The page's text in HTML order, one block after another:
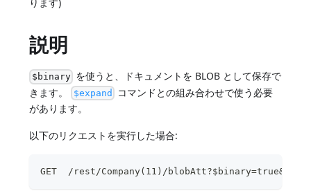
説明
$binary を使うと、ドキュメントを BLOB として保存で
きます。 $expand コマンドとの組み合わせで使う必要
があります。
以下のリクエストを実行した場合:
GET  /rest/Company(11)/